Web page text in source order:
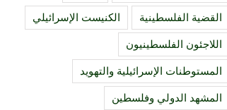
القضية الفلسطينية الكنيست الإسرائيلي
اللاجئون الفلسطينيون
المستوطنات الإسرائيلية والتهويد
المشهد الدولي وفلسطين